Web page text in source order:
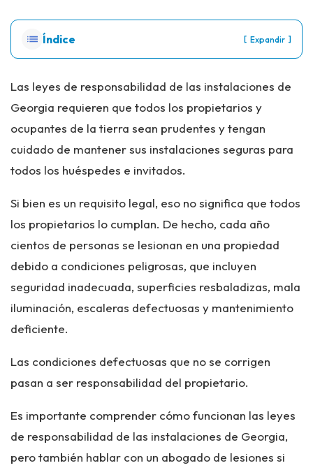
Índice [ Expandir ]
Las leyes de responsabilidad de las instalaciones de
Georgia requieren que todos los propietarios y
ocupantes de la tierra sean prudentes y tengan
cuidado de mantener sus instalaciones seguras para
todos los huéspedes e invitados.
Si bien es un requisito legal, eso no significa que todos
los propietarios lo cumplan. De hecho, cada año
cientos de personas se lesionan en una propiedad
debido a condiciones peligrosas, que incluyen
seguridad inadecuada, superficies resbaladizas, mala
iluminación, escaleras defectuosas y mantenimiento
deficiente.
Las condiciones defectuosas que no se corrigen
pasan a ser responsabilidad del propietario.
Es importante comprender cómo funcionan las leyes
de responsabilidad de las instalaciones de Georgia,
pero también hablar con un abogado de lesiones si